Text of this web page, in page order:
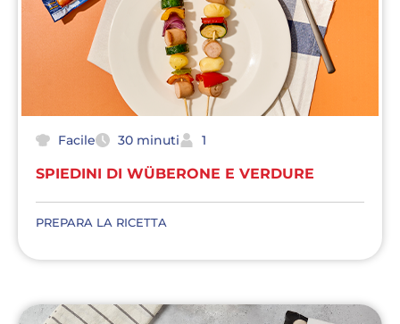
Facile 30 minuti 1
SPIEDINI DI WÜBERONE E VERDURE
PREPARA LA RICETTA